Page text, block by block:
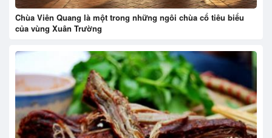
Chùa Viên Quang là một trong những ngôi chùa cổ tiêu biểu
của vùng Xuân Trường